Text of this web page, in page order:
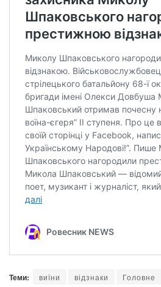
Теми: виїни відзнаки Головне